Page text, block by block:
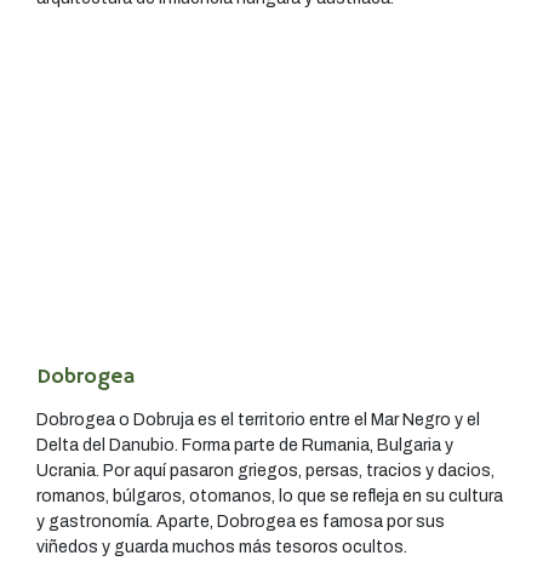
Dobrogea
Dobrogea o Dobruja es el territorio entre el Mar Negro y el
Delta del Danubio. Forma parte de Rumania, Bulgaria y
Ucrania. Por aquí pasaron griegos, persas, tracios y dacios,
romanos, búlgaros, otomanos, lo que se refleja en su cultura
y gastronomía. Aparte, Dobrogea es famosa por sus
viñedos y guarda muchos más tesoros ocultos.